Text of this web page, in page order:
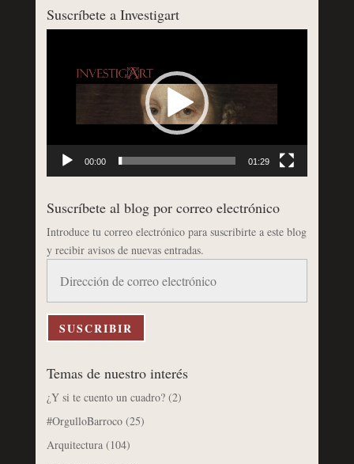
Suscríbete a Investigart
00:00 01:29
Suscríbete al blog por correo electrónico
Introduce tu correo electrónico para suscribirte a este blog
y recibir avisos de nuevas entradas.
correo
electrónico
SUSCRIBIR
Temas de nuestro interés
¿Y si te cuento un cuadro?(2)
#OrgulloBarroco(25)
Arquitectura(104)